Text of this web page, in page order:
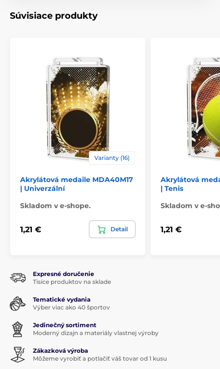
Súvisiace produkty
Varianty (16)
Akrylátová medaile MDA40M17
| Univerzální
Skladom v e-shope.
1,21 € Detail
Akrylátová
| Tenis
Skladom v e-
1,21 €
Expresné doručenie
Tisíce produktov na sklade
Tematické vydania
Výber viac ako 40 športov
Jedinečný sortiment
Moderný dizajn a materiály vlastnej výroby
Zákazková výroba
Môžeme vyrobiť a potlačiť váš tovar od 1 kusu